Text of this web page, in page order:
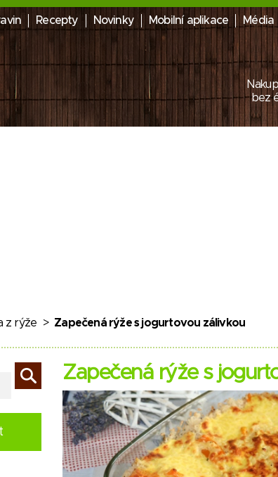
Recepty Novinky Mobilní aplikace Média
bez
z rýže > Zapečená rýže s jogurtovou zálivkou
Zapečená rýže s